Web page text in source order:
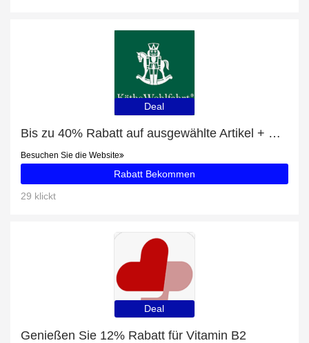
Deal
Bis zu 40% Rabatt auf ausgewählte Artikel + Schwibbogen "Weihnachtlicher Marktplatz" mit 16% Rabatt
Besuchen Sie die Website
Rabatt Bekommen
29 klickt
Deal
Genießen Sie 12% Rabatt für Vitamin B2